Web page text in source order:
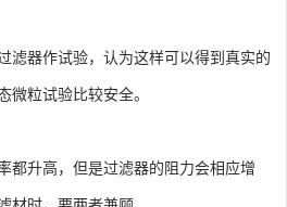
滤器作试验，认为这样可以得到真实的
粒试验比较安全。
都升高，但是过滤器的阻力会相应增